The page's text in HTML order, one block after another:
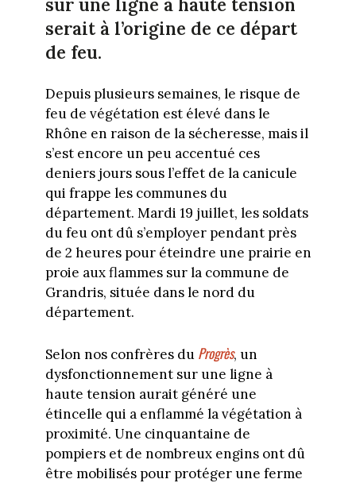
sur une ligne à haute tension
serait à l’origine de ce départ
de feu.
Depuis plusieurs semaines, le risque de
feu de végétation est élevé dans le
Rhône en raison de la sécheresse, mais il
s’est encore un peu accentué ces
deniers jours sous l’effet de la canicule
qui frappe les communes du
département. Mardi 19 juillet, les soldats
du feu ont dû s’employer pendant près
de 2 heures pour éteindre une prairie en
proie aux flammes sur la commune de
Grandris, située dans le nord du
département.
Selon nos confrères du Progrès, un
dysfonctionnement sur une ligne à
haute tension aurait généré une
étincelle qui a enflammé la végétation à
proximité. Une cinquantaine de
pompiers et de nombreux engins ont dû
être mobilisés pour protéger une ferme